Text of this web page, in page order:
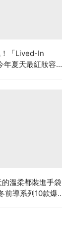
「Lived-In
夏天最紅妝容，
溫柔都裝進手袋
前導系列10款爆